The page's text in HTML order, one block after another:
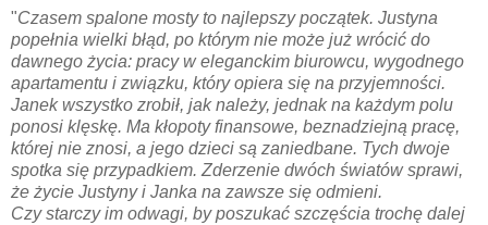
"Czasem spalone mosty to najlepszy początek. Justyna
popełnia wielki błąd, po którym nie może już wrócić do
dawnego życia: pracy w eleganckim biurowcu, wygodnego
apartamentu i związku, który opiera się na przyjemności.
Janek wszystko zrobił, jak należy, jednak na każdym polu
ponosi klęskę. Ma kłopoty finansowe, beznadziejną pracę,
której nie znosi, a jego dzieci są zaniedbane. Tych dwoje
spotka się przypadkiem. Zderzenie dwóch światów sprawi,
że życie Justyny i Janka na zawsze się odmieni.
Czy starczy im odwagi, by poszukać szczęścia trochę dalej